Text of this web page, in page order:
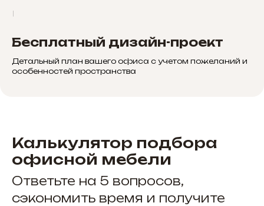
Бесплатный дизайн-проект
Детальный план вашего офиса с учетом пожеланий и
особенностей пространства
Калькулятор подбора
офисной мебели
Ответьте на 5 вопросов,
сэкономить время и получите